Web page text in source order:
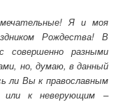
Я и моя
Рождества! В
совершенно разными
но, думаю, в данный
ли Вы к православным
или к неверующим –